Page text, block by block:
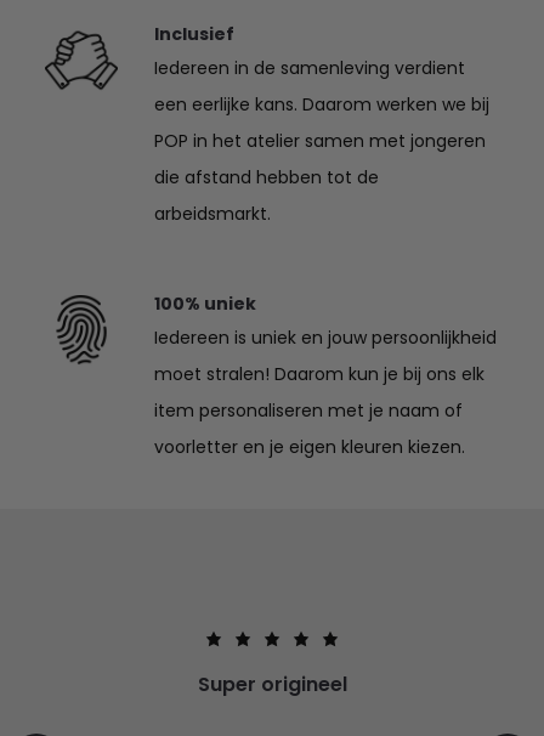
Inclusief
Iedereen in de samenleving verdient
een eerlijke kans. Daarom werken we bij
POP in het atelier samen met jongeren
die afstand hebben tot de
arbeidsmarkt.
100% uniek
Iedereen is uniek en jouw persoonlijkheid
moet stralen! Daarom kun je bij ons elk
item personaliseren met je naam of
voorletter en je eigen kleuren kiezen.
Super origineel